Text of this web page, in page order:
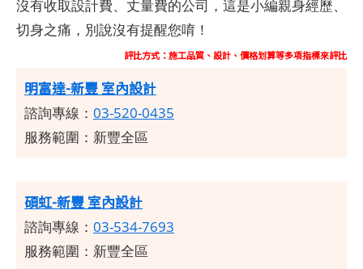
沒有收取設計費、丈量費的公司，這是小編親身經歷、
切身之痛，別說沒有提醒您唷！
評比方式：施工品質、設計、價格划算等多項指標來評比
明富達-新豐 室內設計
諮詢專線： 03-520-0435
服務範圍：新豐全區
碩虹-新豐 室內設計
諮詢專線： 03-534-7693
服務範圍：新豐全區